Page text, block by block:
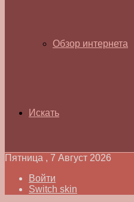
Обзор интернета
Искать
Пятница , 7 Август 2026
Войти
Switch skin